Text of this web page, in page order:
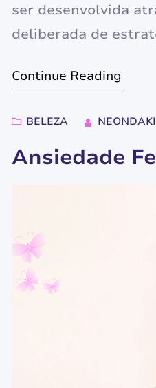
ser desenvolvida
deliberada de
porque o nosso
Continue Reading
BELEZA NEONDAKI
Ansiedade